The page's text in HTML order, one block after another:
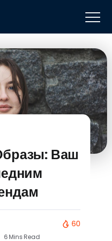
Ваш
6 Mins Read
60